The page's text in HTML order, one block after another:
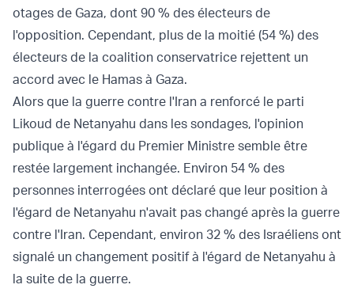
otages de Gaza, dont 90 % des électeurs de
l'opposition. Cependant, plus de la moitié (54 %) des
électeurs de la coalition conservatrice rejettent un
accord avec le Hamas à Gaza.
Alors que la guerre contre l'Iran a renforcé le parti
Likoud de Netanyahu dans les sondages, l'opinion
publique à l'égard du Premier Ministre semble être
restée largement inchangée. Environ 54 % des
personnes interrogées ont déclaré que leur position à
l'égard de Netanyahu n'avait pas changé après la guerre
contre l'Iran. Cependant, environ 32 % des Israéliens ont
signalé un changement positif à l'égard de Netanyahu à
la suite de la guerre.